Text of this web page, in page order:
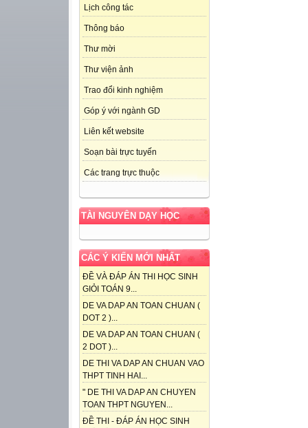
Lịch công tác
Thông báo
Thư mời
Thư viện ảnh
Trao đổi kinh nghiệm
Góp ý với ngành GD
Liên kết website
Soạn bài trực tuyến
Các trang trực thuộc
TÀI NGUYÊN DẠY HỌC
CÁC Ý KIẾN MỚI NHẤT
ĐỀ VÀ ĐÁP ÁN THI HỌC SINH
GIỎI TOÁN 9...
DE VA DAP AN TOAN CHUAN (
DOT 2 )...
DE VA DAP AN TOAN CHUAN (
2 DOT )...
DE THI VA DAP AN CHUAN VAO
THPT TINH HAI...
" DE THI VA DAP AN CHUYEN
TOAN THPT NGUYEN...
ĐỀ THI - ĐÁP ÁN HỌC SINH